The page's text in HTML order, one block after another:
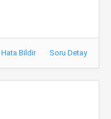
Hata Bildir Soru Detay